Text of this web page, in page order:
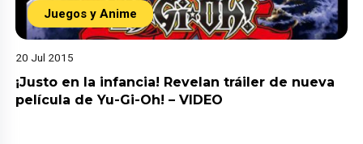
Juegos y Anime
20 Jul 2015
¡Justo en la infancia! Revelan tráiler de nueva
película de Yu-Gi-Oh! – VIDEO